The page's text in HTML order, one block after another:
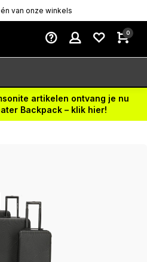
van onze winkels
0
artikelen ontvang je nu
Backpack – klik hier!